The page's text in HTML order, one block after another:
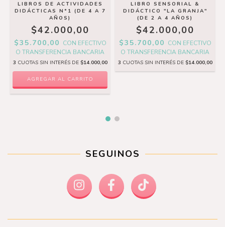
LIBROS DE ACTIVIDADES
DIDÁCTICAS N°1 (DE 4 A 7
AÑOS)
$42.000,00
$35.700,00 CON EFECTIVO
O TRANSFERENCIA BANCARIA
3 CUOTAS SIN INTERÉS DE $14.000,00
LIBRO SENSORIAL &
DIDÁCTICO "LA GRANJA"
(DE 2 A 4 AÑOS)
$42.000,00
$35.700,00 CON EFECTIVO
O TRANSFERENCIA BANCARIA
3 CUOTAS SIN INTERÉS DE $14.000,00
SEGUINOS